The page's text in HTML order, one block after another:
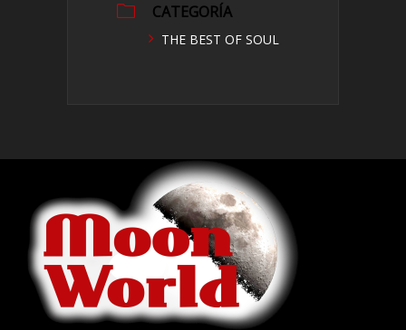
CATEGORÍA
THE BEST OF SOUL